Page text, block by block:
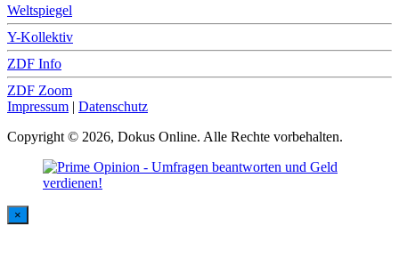
Weltspiegel
Y-Kollektiv
ZDF Info
ZDF Zoom
Impressum | Datenschutz
Copyright © 2026, Dokus Online. Alle Rechte vorbehalten.
×